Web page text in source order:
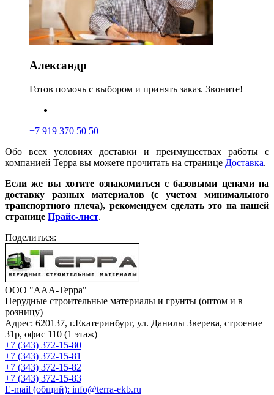
Александр
Готов помочь с выбором и принять заказ. Звоните!
+7 919 370 50 50
Обо всех условиях доставки и преимуществах работы с
компанией Терра вы можете прочитать на странице Доставка.
Если же вы хотите ознакомиться с базовыми ценами на
доставку разных материалов (с учетом минимального
транспортного плеча), рекомендуем сделать это на нашей
странице Прайс-лист.
Поделиться:
ООО "ААА-Терра"
Нерудные строительные материалы и грунты (оптом и в
розницу)
Адрес: 620137, г.Екатеринбург, ул. Данилы Зверева, строение
31р, офис 110 (1 этаж)
+7 (343) 372-15-80
+7 (343) 372-15-81
+7 (343) 372-15-82
+7 (343) 372-15-83
E-mail (общий): info@terra-ekb.ru